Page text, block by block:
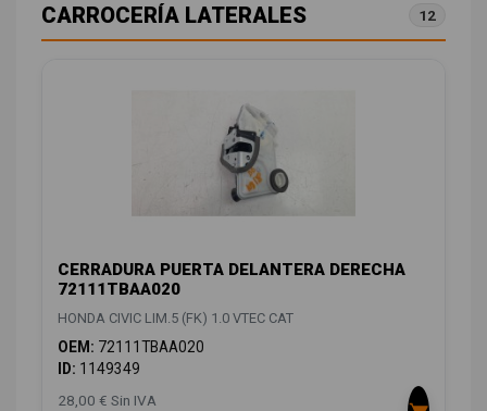
CARROCERÍA LATERALES 12
CERRADURA PUERTA DELANTERA DERECHA
72111TBAA020
HONDA CIVIC LIM.5 (FK) 1.0 VTEC CAT
OEM: 72111TBAA020
ID: 1149349
28,00 € Sin IVA